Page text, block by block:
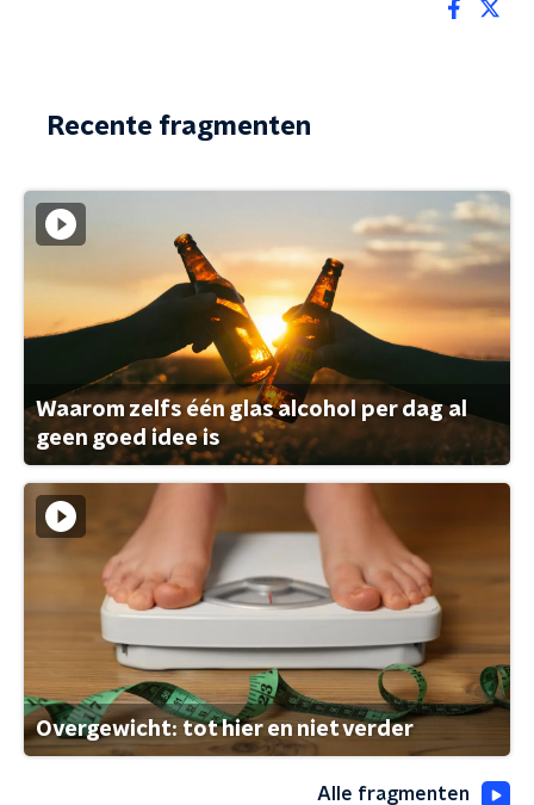
Recente fragmenten
Waarom zelfs één glas alcohol per dag al
geen goed idee is
Overgewicht: tot hier en niet verder
Alle fragmenten